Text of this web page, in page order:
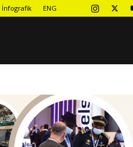
İnfografik ENG